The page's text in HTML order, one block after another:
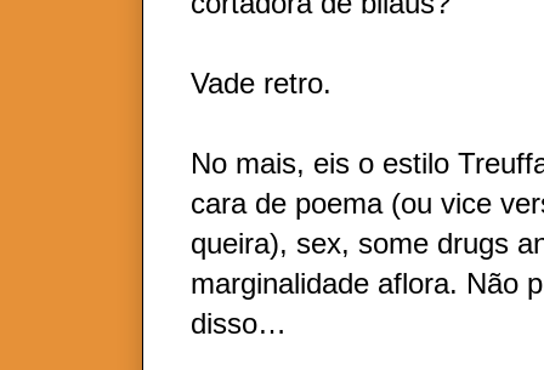
Vade retro.
No mais, eis o estilo
cara de poema (ou vice
queira), sex, some drugs
marginalidade aflora. Não
disso…